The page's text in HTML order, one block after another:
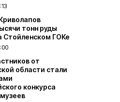
тонн руды
Стойленском ГОКе
от
области стали
конкурса